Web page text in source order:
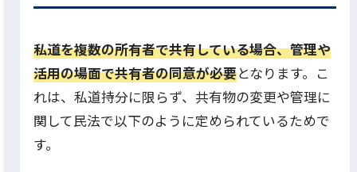
私道を複数の所有者で共有している場合、管理や
活用の場面で共有者の同意が必要となります。こ
れは、私道持分に限らず、共有物の変更や管理に
関して民法で以下のように定められているためで
す。